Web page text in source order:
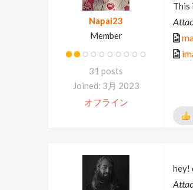
Napai23
Member
31 posts
Joined: 3月 2023
オフライン
This
hey!